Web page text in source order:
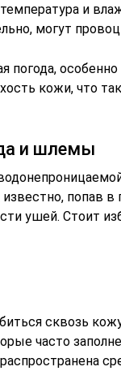
и
могут
погода,
кожи, что
и шлемы
известно, попав
ушей. Стоит
сквозь
часто